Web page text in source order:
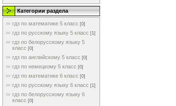
Категории раздела
гдз по математике 5 класс [0]
гдз по русскому языку 5 класс [1]
гдз по белорусскому языку 5
класс [0]
гдз по английскому 5 класс [0]
гдз по немецкому 5 класс [0]
гдз по математике 6 класс [0]
гдз по русскому языку 6 класс [1]
гдз по белорусскому языку 6
класс [0]